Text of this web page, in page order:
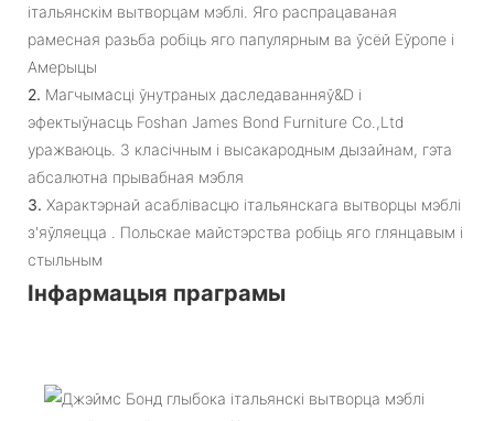
італьянскім вытворцам мэблі. Яго распрацаваная
рамесная разьба робіць яго папулярным ва ўсёй Еўропе і
Амерыцы
2. Магчымасці ўнутраных даследаванняў&D і
эфектыўнасць Foshan James Bond Furniture Co.,Ltd
уражваюць. З класічным і высакародным дызайнам, гэта
абсалютна прывабная мэбля
3. Характэрнай асаблівасцю італьянскага вытворцы мэблі
з'яўляецца . Польскае майстэрства робіць яго глянцавым і
стыльным
Інфармацыя праграмы